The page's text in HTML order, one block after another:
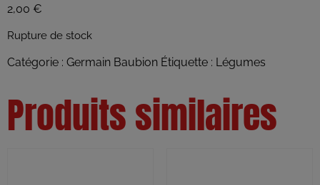
2,00 €
Rupture de stock
Catégorie : Germain Baubion Étiquette : Légumes
Produits similaires